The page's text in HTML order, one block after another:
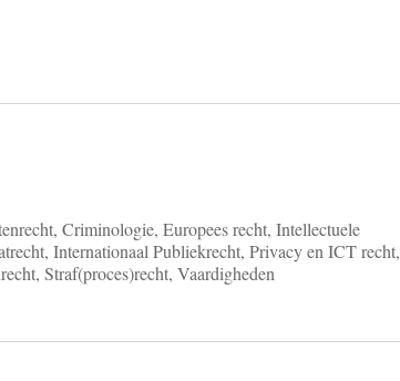
Criminologie, Europees recht, Intellectuele
Internationaal Publiekrecht, Privacy en ICT recht,
Straf(proces)recht, Vaardigheden